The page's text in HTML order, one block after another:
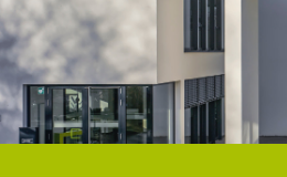
den jeweiligen Rechteinhaber, wenn
verwenden wollen.